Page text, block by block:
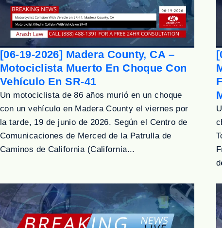
[06-19-2026] Madera County, CA –
Motociclista Muerto En Choque Con
Vehículo En SR-41
Un motociclista de 86 años murió en un choque
con un vehículo en Madera County el viernes por
la tarde, 19 de junio de 2026. Según el Centro de
Comunicaciones de Merced de la Patrulla de
Caminos de California (California...